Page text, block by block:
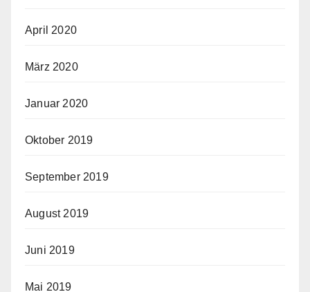
April 2020
März 2020
Januar 2020
Oktober 2019
September 2019
August 2019
Juni 2019
Mai 2019